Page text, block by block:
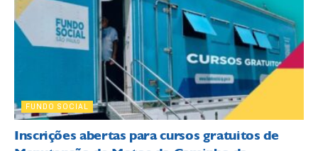
FUNDO SOCIAL
Inscrições abertas para cursos gratuitos de